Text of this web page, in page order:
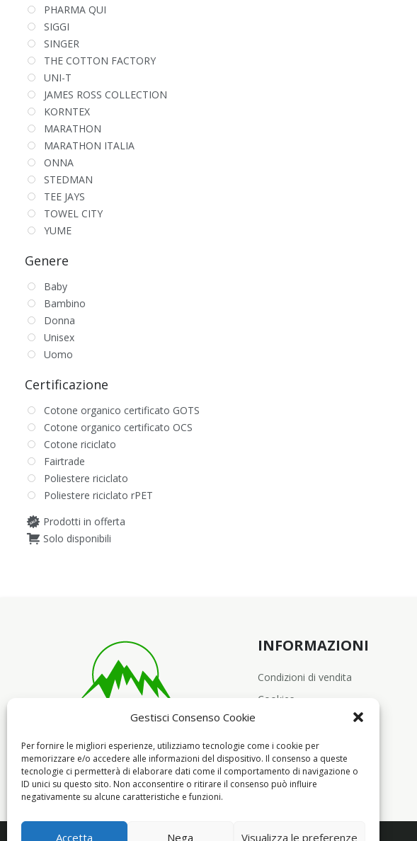
Gestisci Consenso Cookie
Per fornire le migliori esperienze, utilizziamo tecnologie come i cookie per
memorizzare e/o accedere alle informazioni del dispositivo. Il consenso a queste
tecnologie ci permetterà di elaborare dati come il comportamento di navigazione o
ID unici su questo sito. Non acconsentire o ritirare il consenso può influire
negativamente su alcune caratteristiche e funzioni.
Accetta Nega Visualizza le preferenze
PHARMA QUI
SIGGI
SINGER
THE COTTON FACTORY
UNI-T
JAMES ROSS COLLECTION
KORNTEX
MARATHON
MARATHON ITALIA
ONNA
STEDMAN
TEE JAYS
TOWEL CITY
YUME
Genere
Baby
Bambino
Donna
Unisex
Uomo
Certificazione
Cotone organico certificato GOTS
Cotone organico certificato OCS
Cotone riciclato
Fairtrade
Poliestere riciclato
Poliestere riciclato rPET
Prodotti in offerta
Solo disponibili
INFORMAZIONI
Condizioni di vendita
Cookies